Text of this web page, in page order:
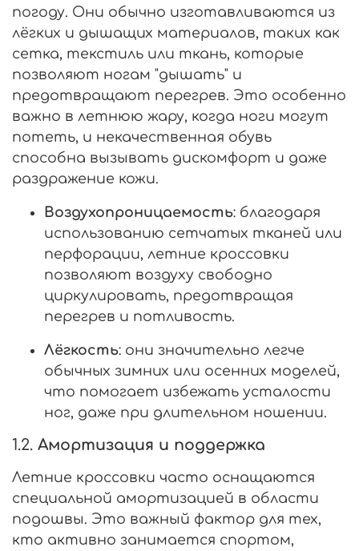
погоду. Они обычно изготавливаются из
лёгких и дышащих материалов, таких как
сетка, текстиль или ткань, которые
позволяют ногам "дышать" и
предотвращают перегрев. Это особенно
важно в летнюю жару, когда ноги могут
потеть, и некачественная обувь
способна вызывать дискомфорт и даже
раздражение кожи.
Воздухопроницаемость: благодаря
использованию сетчатых тканей или
перфорации, летние кроссовки
позволяют воздуху свободно
циркулировать, предотвращая
перегрев и потливость.
Лёгкость: они значительно легче
обычных зимних или осенних моделей,
что помогает избежать усталости
ног, даже при длительном ношении.
1.2. Амортизация и поддержка
Летние кроссовки часто оснащаются
специальной амортизацией в области
подошвы. Это важный фактор для тех,
кто активно занимается спортом,